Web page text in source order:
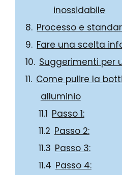
inossidabile
Processo e
Fare una scelta
Suggerimenti per
Come pulire la
alluminio
Passo 1:
Passo 2:
Passo 3:
Passo 4: